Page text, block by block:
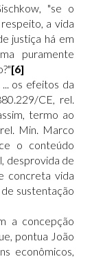
"se o
a vida
justiça há em
puramente
[6]
os efeitos da
CE, rel.
termo ao
Min. Marco
o conteúdo
desprovida de
concreta vida
sustentação
a concepção
pontua João
econômicos,